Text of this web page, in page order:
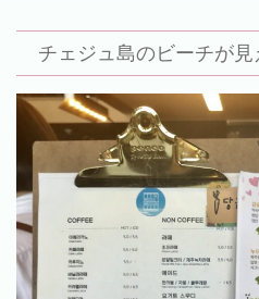
チェジュ島のビーチが